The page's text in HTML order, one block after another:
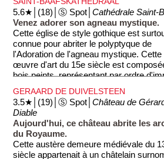
5.6★│(18)│Ⓢ Spot│Cathédrale Saint-
Venez adorer son agneau mystique.
Cette église de style gothique est
connue pour abriter le polyptyque de
l'Adoration de l'agneau mystique. Cette
œuvre d'art du 15e siècle est
bois peints, représentant par ordre
la Vierge Marie, le Christ, Adam et
le plus intéressant est le fameux
Christ et il est juché sur un petit socle
alignés les uns derrière les autres
l'adorer. C'est sûr, vous allez vous
GERAARD DE DUIVELSTEEN
3.5★│(19)│Ⓢ Spot│Château de
Diable
Aujourd'hui, ce château abrite les
du Royaume.
Cette austère demeure médiévale du
siècle appartenait à un châtelain